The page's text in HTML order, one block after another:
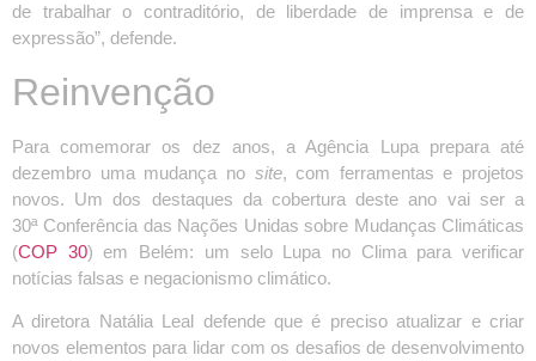
de trabalhar o contraditório, de liberdade de imprensa e de
expressão”, defende.
Reinvenção
Para comemorar os dez anos, a Agência Lupa prepara até
dezembro uma mudança nosite, com ferramentas e projetos
novos. Um dos destaques da cobertura deste ano vai ser a
30ª Conferência das Nações Unidas sobre Mudanças Climáticas
(COP 30) em Belém: um selo Lupa no Clima para verificar
notícias falsas e negacionismo climático.
A diretora Natália Leal defende que é preciso atualizar e criar
novos elementos para lidar com os desafios de desenvolvimento